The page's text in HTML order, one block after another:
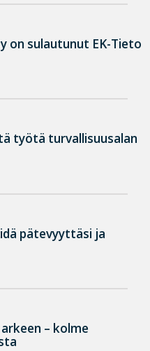
on sulautunut EK-Tieto
työtä turvallisuusalan
pätevyyttäsi ja
– kolme